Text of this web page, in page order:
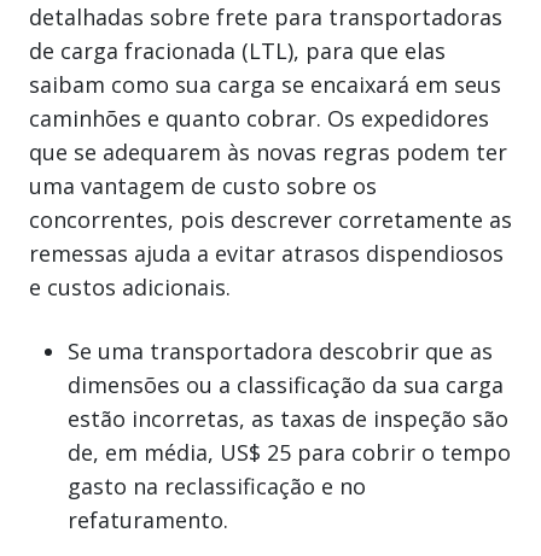
detalhadas sobre frete para transportadoras
de carga fracionada (LTL), para que elas
saibam como sua carga se encaixará em seus
caminhões e quanto cobrar. Os expedidores
que se adequarem às novas regras podem ter
uma vantagem de custo sobre os
concorrentes, pois descrever corretamente as
remessas ajuda a evitar atrasos dispendiosos
e custos adicionais.
Se uma transportadora descobrir que as
dimensões ou a classificação da sua carga
estão incorretas, as taxas de inspeção são
de, em média, US$ 25 para cobrir o tempo
gasto na reclassificação e no
refaturamento.